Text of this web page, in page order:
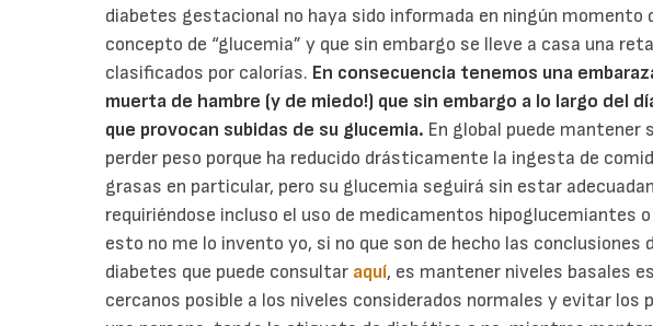
diabetes gestacional no haya sido informada en ningún momento
concepto de “glucemia” y que sin embargo se lleve a casa una
clasificados por calorías. En consecuencia tenemos una
muerta de hambre (y de miedo!) que sin embargo a lo largo del
que provocan subidas de su glucemia. En global puede mantener
perder peso porque ha reducido drásticamente la ingesta de
grasas en particular, pero su glucemia seguirá sin estar
requiriéndose incluso el uso de medicamentos hipoglucemiantes
esto no me lo invento yo, si no que son de hecho las conclusiones
diabetes que puede consultar aquí, es mantener niveles basales
cercanos posible a los niveles considerados normales y evitar los